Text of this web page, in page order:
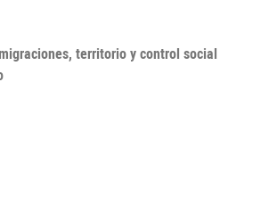
territorio y control social